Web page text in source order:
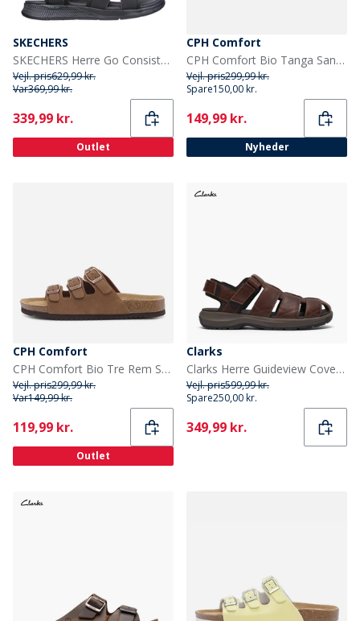
SKECHERS
SKECHERS Herre Go Consistent Tributary Sandaler Sort
Vejl. pris629,99 kr.
Var369,99 kr.
Current
339,99 kr.
Outlet
CPH Comfort
CPH Comfort Bio Tanga Sandaler Bronze
Vejl. pris299,99 kr.
Spare150,00 kr.
Current
149,99 kr.
Nyheder
CPH Comfort
CPH Comfort Bio Tre Rem Sandaler Camel
Vejl. pris299,99 kr.
Var149,99 kr.
Current
119,99 kr.
Outlet
Clarks
Clarks Herre Guideview Cove Fiskermand Sandaler Dark Brown Leather
Vejl. pris599,99 kr.
Spare250,00 kr.
Current
349,99 kr.